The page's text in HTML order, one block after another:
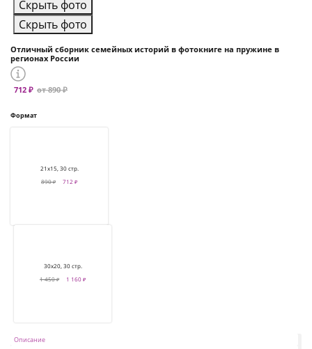
Скрыть фото
Скрыть фото
Отличный сборник семейных историй в фотокниге на пружине в
регионах России
712 ₽ от 890 ₽
Формат
21х15, 30 стр.
890 ₽
712 ₽
30х20, 30 стр.
1 450 ₽
1 160 ₽
Описание